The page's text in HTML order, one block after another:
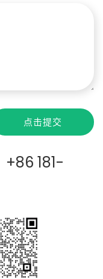
点击提交
+86 181-